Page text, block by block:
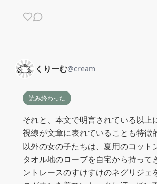
くりーむ@cream
読み終わった
それと、本文で明言されている以
視線が文章に表れていることも特
以外の女の子たちは、夏用のコッ
タオル地のローブを自宅から持っ
ントレースのすけすけのネグリジ